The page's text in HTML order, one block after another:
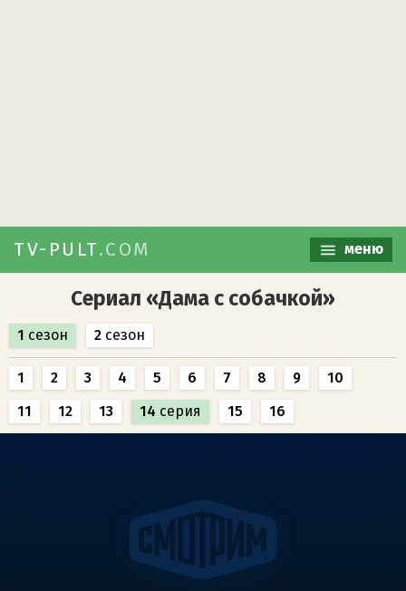
TV-PULT.COM меню
Сериал «Дама с собачкой»
1 сезон 2 сезон
1 2 3 4 5 6 7 8 9
10
11
12 13 14 серия 15 16